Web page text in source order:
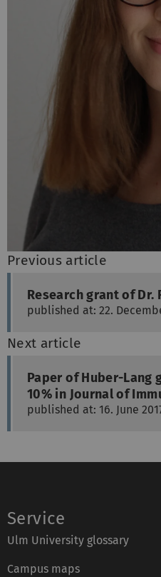
Previous article
Research grant of
published at: 22.
Next article
Paper of Huber-Lang
10% in Journal of
published at: 16. June
Service
Ulm University glossary
Campus maps